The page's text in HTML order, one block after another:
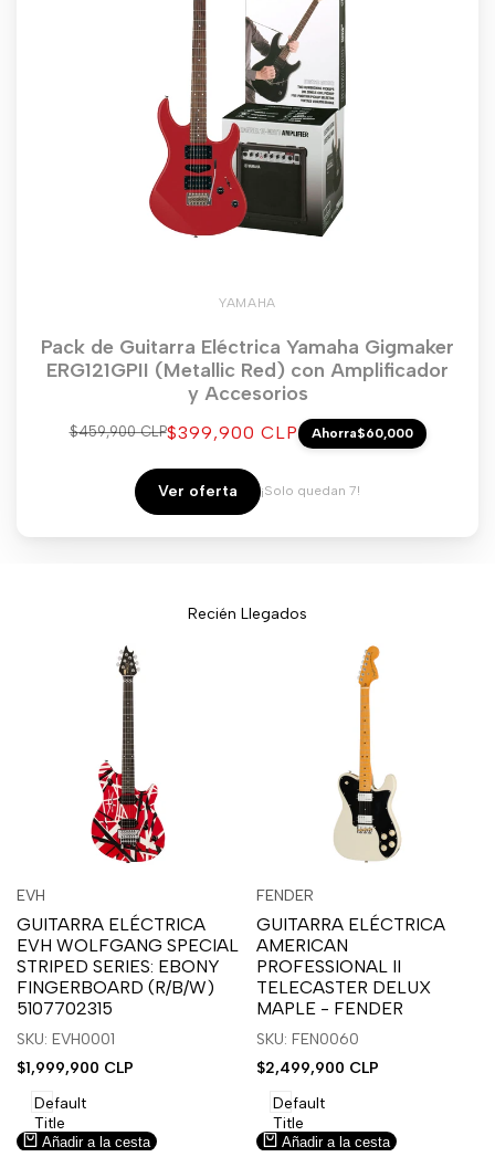
YAMAHA
Pack de Guitarra Eléctrica Yamaha Gigmaker
ERG121GPII (Metallic Red) con Amplificador
y Accesorios
Precio
$459,900 CLPPrecio
venta
$399,900 CLP Ahorra$60,000
Ver oferta ¡Solo quedan 7!
Recién Llegados
sesión
para
usar
la
lista
deseos.
para
usar
Compare
Proveedor:
EVH
GUITARRA ELÉCTRICA
EVH WOLFGANG SPECIAL
STRIPED SERIES: EBONY
FINGERBOARD (R/B/W)
5107702315
SKU: EVH0001
Precio
venta
$1,999,900 CLP
Default
Title
Añadir a la cesta
sesión
para
usar
la
lista
deseos.
sesión
para
usar
Compare
Vista
Proveedor:
FENDER
GUITARRA ELÉCTRICA
AMERICAN
PROFESSIONAL II
TELECASTER DELUX
MAPLE - FENDER
SKU: FEN0060
Precio
venta
$2,499,900 CLP
Default
Title
Añadir a la cesta